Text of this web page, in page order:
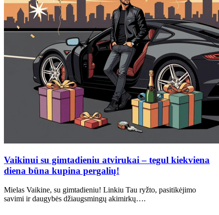
Vaikinui su gimtadieniu atvirukai – tegul kiekviena
diena būna kupina pergalių!
Mielas Vaikine, su gimtadieniu! Linkiu Tau ryžto, pasitikėjimo
savimi ir daugybės džiaugsmingų akimirkų….